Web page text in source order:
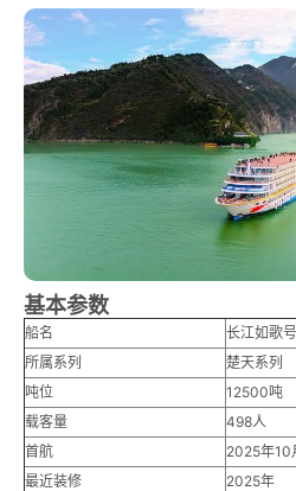
基本参数
船名
长江如歌号
所属系列
楚天系列
吨位
12500吨
载客量
498人
首航
2025年10
最近装修
2025年